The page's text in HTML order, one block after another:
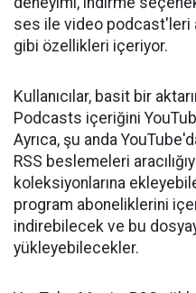
ses ile video podcast'leri
gibi özellikleri içeriyor.
Kullanıcılar, basit bir
Podcasts içeriğini
Ayrıca, şu anda
RSS beslemeleri
koleksiyonlarına
program aboneliklerini
indirebilecek ve bu
yükleyebilecekler.